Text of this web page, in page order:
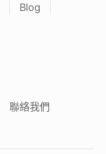
Blog
聯絡我們